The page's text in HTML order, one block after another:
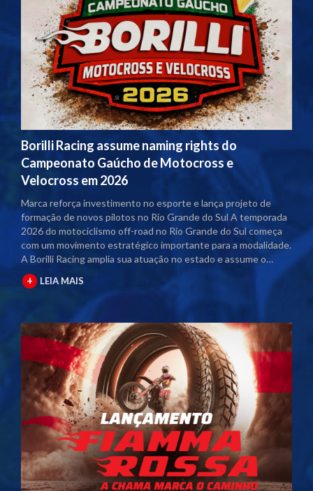
Borilli Racing assume naming rights do
Campeonato Gaúcho de Motocross e
Velocross em 2026
Marca reforça investimento no esporte e lança projeto de
formação de novos pilotos no Rio Grande do Sul A temporada
2026 do motociclismo off-road no Rio Grande do Sul começa
com um movimento estratégico importante para a modalidade.
A Borilli Racing amplia sua atuação no estado e assume o
naming rights dos principais campeonatos regionais. Com o
acordo firmado junto à Federação Gaúcha de Motociclismo
(FGM), as competições passam a contar com a marca no título
oficial. A partir desta temporada, os eventos serão
denominados Campeonato Gaúcho Borilli Racing de
Motocross e Campeonato Gaúcho Borilli Racing de Velocross.
A parceria fortalece o calendário estadual e eleva o nível das
competições. Além disso, amplia a estrutura dos eventos e
gera mais visibilidade para pilotos, equipes e patrocinadores
envolvidos. Borilli amplia protagonismo no motociclismo
gaúcho A Borilli Racing já possui uma trajetória consolidada
dentro do Campeonato Gaúcho. A marca apoia a modalidade
há cerca de uma década e, em 2026, dá um passo além ao
assumir a posição de patrocinadora máster. O novo momento
reforça o compromisso da empresa com o desenvolvimento do
esporte. A atuação direta nos campeonatos posiciona a Borilli
+ LEIA MAIS